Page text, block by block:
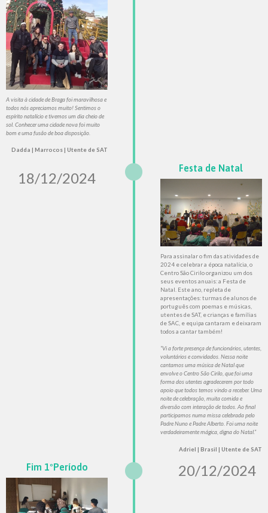
A visita à cidade de Braga foi maravilhosa e
todos nós apreciamos muito! Sentimos o
espírito natalício e tivemos um dia cheio de
sol. Conhecer uma cidade nova foi muito
bom e uma fusão de boa disposição.
Dadda | Marrocos | Utente de SAT
18/12/2024
Festa de Natal
Para assinalar o fim das atividades de
2024 e celebrar a época natalícia, o
Centro São Cirilo organizou um dos
seus eventos anuais: a Festa de
Natal. Este ano, repleta de
apresentações: turmas de alunos de
português com poemas e músicas,
utentes de SAT, e crianças e famílias
de SAC, e equipa cantaram e deixaram
todos a cantar também!
“Vi a forte presença de funcionários, utentes,
voluntários e convidados. Nessa noite
cantamos uma música de Natal que
envolve o Centro São Cirilo, que foi uma
forma dos utentes agradecerem por todo
apoio que todos temos vindo a receber. Uma
noite de celebração, muita comida e
diversão com interação de todos. Ao final
participamos numa missa celebrada pelo
Padre Nuno e Padre Alberto. Foi uma noite
verdadeiramente mágica, digna do Natal.”
Adriel | Brasil | Utente de SAT
Fim 1ºPeríodo 20/12/2024